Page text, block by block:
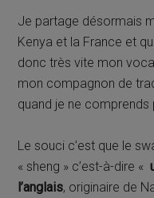
Je partage désormais
Kenya et la France et
donc très vite mon
mon compagnon de
quand je ne
Le souci c’est que le
« sheng » c’est-à-dire «
l’anglais, originaire de